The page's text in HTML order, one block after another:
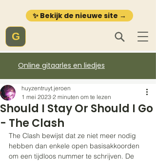
✨ Bekijk de nieuwe site →
G
Online gitaarles en liedjes
Should I Stay Or Should I Go
- The Clash
huyzentruyt.jeroen
1 mei 2023 2 minuten om te lezen
The Clash bewijst dat ze niet meer nodig
hebben dan enkele open basisakkoorden
om een tijdloos nummer te schrijven. De